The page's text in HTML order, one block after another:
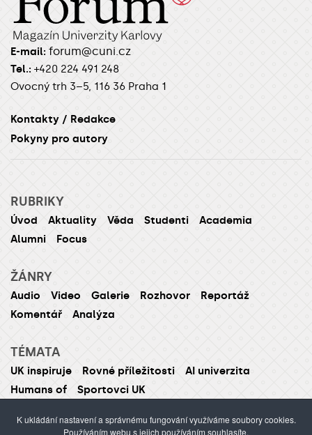
E-mail: forum@cuni.cz
Tel.: +420 224 491 248
Ovocný trh 3–5, 116 36 Praha 1
Kontakty / Redakce
Pokyny pro autory
RUBRIKY
Úvod Aktuality Věda Studenti
Academia
Alumni
Focus
ŽÁNRY
Audio Video Galerie Rozhovor
Reportáž
Komentář
Analýza
TÉMATA
UK inspiruje Rovné příležitosti
AI univerzita
Humans of
Sportovci UK
K ukládání nastavení a správnému fungování využíváme soubory cookies.
Používáním webu s jejich používáním souhlasíte.